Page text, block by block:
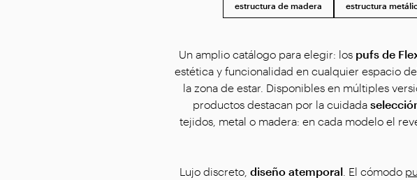
estructura de madera estructura
Un amplio catálogo para elegir: los pufs de
estética y funcionalidad en cualquier espacio
la zona de estar. Disponibles en múltiples
productos destacan por la cuidada
tejidos, metal o madera: en cada modelo el
Lujo discreto,diseño atemporal . El cómodo